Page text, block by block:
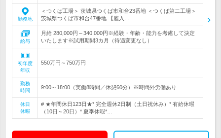
勤務地
＜つくば工場＞ 茨城県つくば市和台23番地 ＜つくば第二工場＞
茨城県つくば市和台47番地 【雇入…
給与
月給 280,000円～340,000円※経験・年齢・能力を考慮して決定
いたします※試用期間3カ月（待遇変更なし）
初年度
年収
550万円～750万円
勤務
時間
9:00～18:00（実働8時間／休憩60分）※時間外労働あり
休日
休暇
# ★年間休日123日★* 完全週休2日制（土日祝休み）* 有給休暇
（10日～20日）* 夏季休暇*…